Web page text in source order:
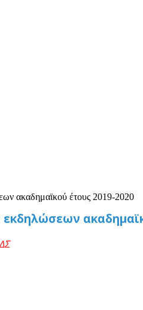
ακαδημαϊκού έτους 2019-2020